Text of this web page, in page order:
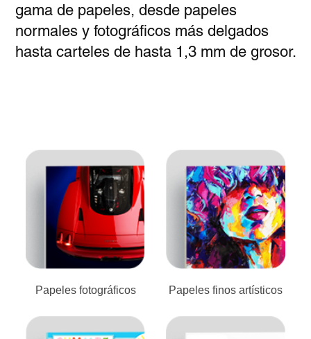
gama de papeles, desde papeles
normales y fotográficos más delgados
hasta carteles de hasta 1,3 mm de grosor.
Papeles fotográficos Papeles finos artísticos